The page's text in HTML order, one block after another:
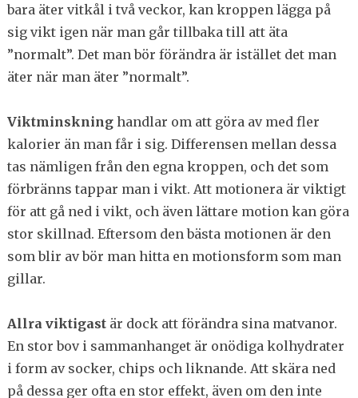
bara äter vitkål i två veckor, kan kroppen lägga på
sig vikt igen när man går tillbaka till att äta
”normalt”. Det man bör förändra är istället det man
äter när man äter ”normalt”.
Viktminskninghandlar om att göra av med fler
kalorier än man får i sig. Differensen mellan dessa
tas nämligen från den egna kroppen, och det som
förbränns tappar man i vikt. Att motionera är viktigt
för att gå ned i vikt, och även lättare motion kan göra
stor skillnad. Eftersom den bästa motionen är den
som blir av bör man hitta en motionsform som man
gillar.
Allra viktigastär dock att förändra sina matvanor.
En stor bov i sammanhanget är onödiga kolhydrater
i form av socker, chips och liknande. Att skära ned
på dessa ger ofta en stor effekt, även om den inte